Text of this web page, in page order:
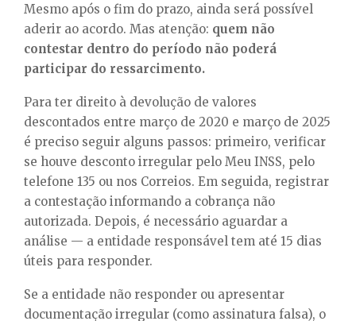
Mesmo após o fim do prazo, ainda será possível
aderir ao acordo. Mas atenção: quem não
contestar dentro do período não poderá
participar do ressarcimento.
Para ter direito à devolução de valores
descontados entre março de 2020 e março de 2025
é preciso seguir alguns passos: primeiro, verificar
se houve desconto irregular pelo Meu INSS, pelo
telefone 135 ou nos Correios. Em seguida, registrar
a contestação informando a cobrança não
autorizada. Depois, é necessário aguardar a
análise — a entidade responsável tem até 15 dias
úteis para responder.
Se a entidade não responder ou apresentar
documentação irregular (como assinatura falsa), o